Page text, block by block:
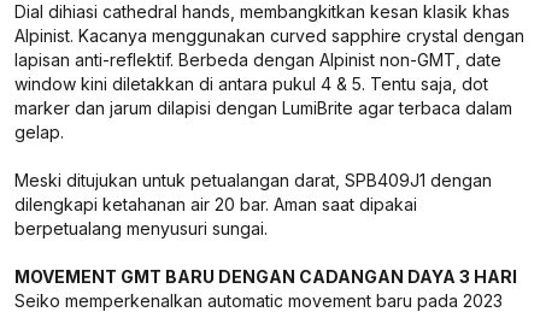
Dial dihiasi cathedral hands, membangkitkan kesan klasik khas
Alpinist. Kacanya menggunakan curved sapphire crystal dengan
lapisan anti-reflektif. Berbeda dengan Alpinist non-GMT, date
window kini diletakkan di antara pukul 4 & 5. Tentu saja, dot
marker dan jarum dilapisi dengan LumiBrite agar terbaca dalam
gelap.
Meski ditujukan untuk petualangan darat, SPB409J1 dengan
dilengkapi ketahanan air 20 bar. Aman saat dipakai
berpetualang menyusuri sungai.
MOVEMENT GMT BARU DENGAN CADANGAN DAYA 3 HARI
Seiko memperkenalkan automatic movement baru pada 2023